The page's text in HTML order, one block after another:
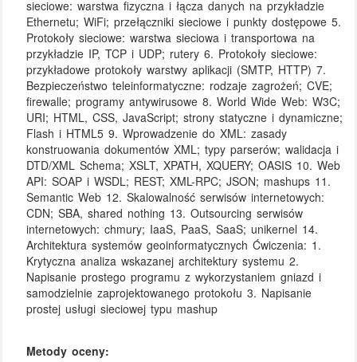
sieciowe: warstwa fizyczna i łącza danych na przykładzie
Ethernetu; WiFi; przełączniki sieciowe i punkty dostępowe 5.
Protokoły sieciowe: warstwa sieciowa i transportowa na
przykładzie IP, TCP i UDP; rutery 6. Protokoły sieciowe:
przykładowe protokoły warstwy aplikacji (SMTP, HTTP) 7.
Bezpieczeństwo teleinformatyczne: rodzaje zagrożeń; CVE;
firewalle; programy antywirusowe 8. World Wide Web: W3C;
URI; HTML, CSS, JavaScript; strony statyczne i dynamiczne;
Flash i HTML5 9. Wprowadzenie do XML: zasady
konstruowania dokumentów XML; typy parserów; walidacja i
DTD/XML Schema; XSLT, XPATH, XQUERY; OASIS 10. Web
API: SOAP i WSDL; REST; XML-RPC; JSON; mashups 11.
Semantic Web 12. Skalowalność serwisów internetowych:
CDN; SBA, shared nothing 13. Outsourcing serwisów
internetowych: chmury; IaaS, PaaS, SaaS; unikernel 14.
Architektura systemów geoinformatycznych Ćwiczenia: 1.
Krytyczna analiza wskazanej architektury systemu 2.
Napisanie prostego programu z wykorzystaniem gniazd i
samodzielnie zaprojektowanego protokołu 3. Napisanie
prostej usługi sieciowej typu mashup
Metody oceny: